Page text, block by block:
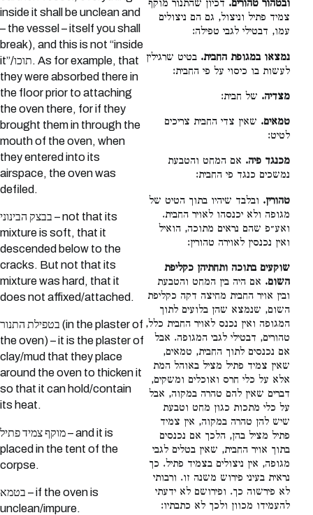
inside it shall be unclean and
– the vessel – itself you shall
break), and this is not “inside
it”/תוכו. As for example, that
they were absorbed there in
the floor prior to attaching
the oven there, for if they
brought them in through the
mouth of the oven, when
they entered into its
airspace, the oven was
defiled.
בבצק הבינוני – not that its
mixture is soft, that it
descended below to the
cracks. But not that its
mixture was hard, that it
does not affixed/attached.
בטפילת התנור (in the plaster of
the oven) – it is the plaster of
clay/mud that they place
around the oven to thicken it
so that it can hold/contain
its heat.
מוקף צמיד פתיל – and it is
placed in the tent of the
corpse.
בטמא – if the oven is
unclean/impure.
ובטהור טהורים. דכיון שהתנור מוקף
צמיד פתיל וניצול, גם הם ניצולים
עמו, דבטילי לגבי טפילה:
נמצאו במגופת החבית. בטיט שרגילין
לעשות בו כיסוי על פי החבית:
מצדיה. של חבית:
טמאים. שאין צדי החבית צריכים
לטיט:
מכנגד פיה. אם המחט והטבעת
נמשכים כנגד פי החבית:
טהורין. ובלבד שיהיו בתוך הטיט של
מגופה ולא יכנסהו לאויר החבית.
ואע״פ שהם נראים מתוכה, הואיל
ואין נכנסין לאוירה טהורין:
שוקעים בתוכה ותחתיהן כקליפת
השום. אם היה בין המחט והטבעת
ובין אויר החבית מחיצה דקה כקליפת
השום, שנמצא שהן בלועים לתוך
המגופה ואין נכנס לאויר החבית כלל,
טהורים, דבטילי לגבי המגופה. אבל
אם נכנסים לתוך החבית, טמאים,
שאין צמיד פתיל מציל באוהל המת
אלא על כלי חרס ואוכלים ומשקים,
דברים שאין להם טהרה במקוה, אבל
על כלי מתכות כגון מחט וטבעת
שיש להן טהרה במקוה, אין צמיד
פתיל מציל בהן, הלכך אם נכנסים
בתוך אויר החבית, שאין בטלים לגבי
מגופה, אין ניצולים בצמיד פתיל. כך
נראית בעיני פירוש משנה זו. ורבותי
לא פירשוה כך. ופירושם לא ידעתי
להעמידו מכוון ולכך לא כתבתיו: